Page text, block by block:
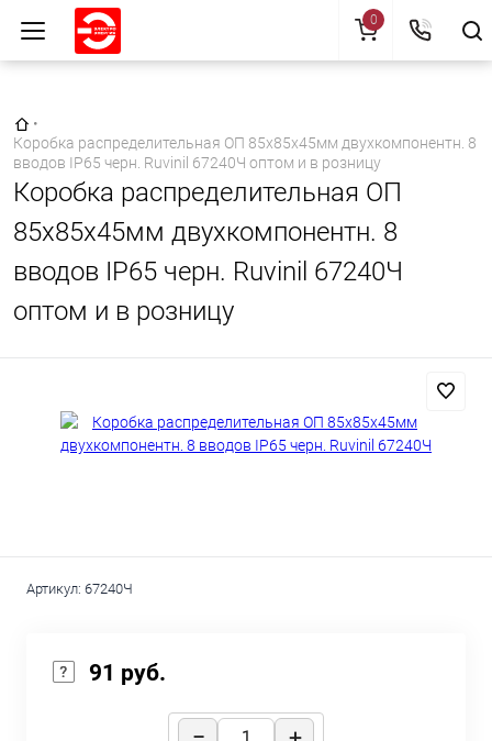
Главная страница
•
Коробка распределительная ОП 85х85х45мм двухкомпонентн. 8
вводов IP65 черн. Ruvinil 67240Ч оптом и в розницу
Коробка распределительная ОП
85х85х45мм двухкомпонентн. 8
вводов IP65 черн. Ruvinil 67240Ч
оптом и в розницу
Артикул: 67240Ч
91 руб.
0